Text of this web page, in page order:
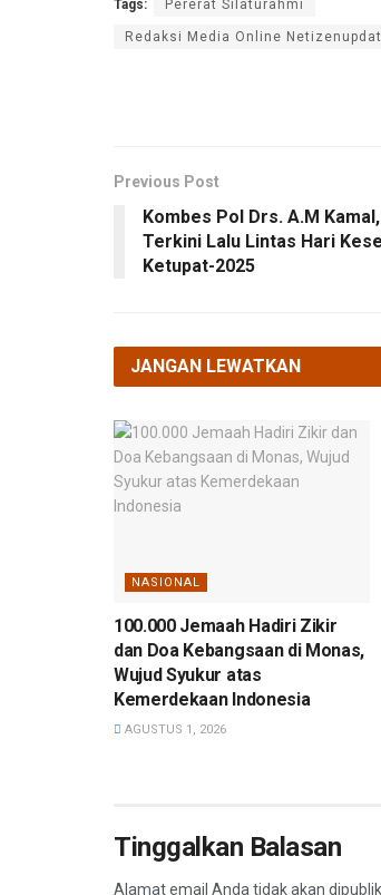
Tags: Pererat Silaturahmi
Redaksi Media Online
Previous Post
Kombes Pol Drs. A.M
Terkini Lalu Lintas Hari
Ketupat-2025
JANGAN LEWATKAN
NASIONAL
100.000 Jemaah Hadiri Zikir
dan Doa Kebangsaan di Monas,
Wujud Syukur atas
Kemerdekaan Indonesia
AGUSTUS 1, 2026
Tinggalkan Balasan
Alamat email Anda tidak akan